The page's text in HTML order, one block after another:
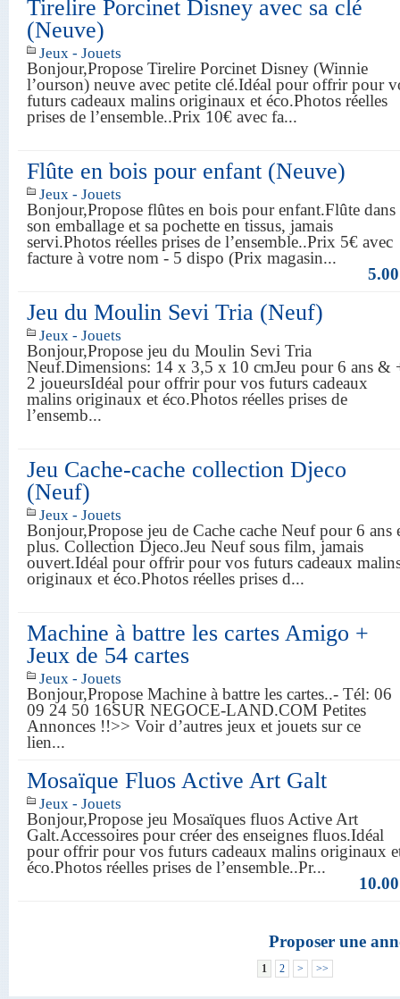
Tirelire Porcinet Disney avec sa clé
(Neuve)
Jeux - Jouets
Bonjour,Propose Tirelire Porcinet Disney (Winnie
l’ourson) neuve avec petite clé.Idéal pour offrir pour
futurs cadeaux malins originaux et éco.Photos réelles
prises de l’ensemble..Prix 10€ avec fa...
Flûte en bois pour enfant (Neuve)
Jeux - Jouets
Bonjour,Propose flûtes en bois pour enfant.Flûte dans
son emballage et sa pochette en tissus, jamais
servi.Photos réelles prises de l’ensemble..Prix 5€ avec
facture à votre nom - 5 dispo (Prix magasin...
Jeu du Moulin Sevi Tria (Neuf)
Jeux - Jouets
Bonjour,Propose jeu du Moulin Sevi Tria
Neuf.Dimensions: 14 x 3,5 x 10 cmJeu pour 6 ans &
2 joueursIdéal pour offrir pour vos futurs cadeaux
malins originaux et éco.Photos réelles prises de
l’ensemb...
Jeu Cache-cache collection Djeco
(Neuf)
Jeux - Jouets
Bonjour,Propose jeu de Cache cache Neuf pour 6 ans
plus. Collection Djeco.Jeu Neuf sous film, jamais
ouvert.Idéal pour offrir pour vos futurs cadeaux
originaux et éco.Photos réelles prises d...
Machine à battre les cartes Amigo +
Jeux de 54 cartes
Jeux - Jouets
Bonjour,Propose Machine à battre les cartes..- Tél: 06
09 24 50 16SUR NEGOCE-LAND.COM Petites
Annonces !!>> Voir d’autres jeux et jouets sur ce
lien...
Mosaïque Fluos Active Art Galt
Jeux - Jouets
Bonjour,Propose jeu Mosaïques fluos Active Art
Galt.Accessoires pour créer des enseignes fluos.Idéal
pour offrir pour vos futurs cadeaux malins originaux
éco.Photos réelles prises de l’ensemble..Pr...
Proposer une
1 2 > >>